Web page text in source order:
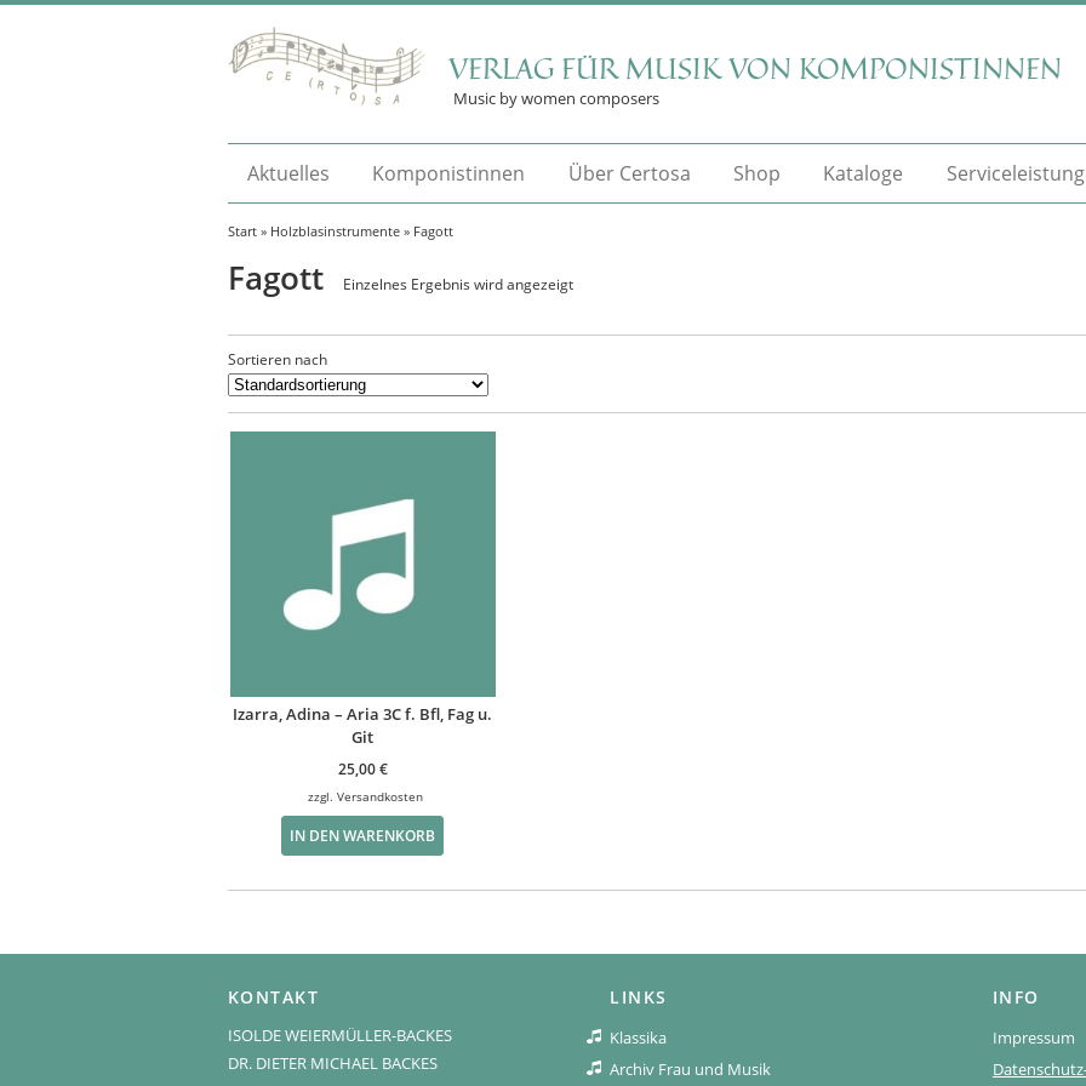
VERLAG FÜR MUSIK VON KOMPONISTINNEN
Music by women composers
Aktuelles Komponistinnen Über Certosa Shop Kataloge
Start » Holzblasinstrumente » Fagott
Fagott Einzelnes Ergebnis wird angezeigt
Sortieren nach
Izarra, Adina – Aria 3C f. Bfl, Fag u.
Git
25,00€
zzgl. Versandkosten
IN DEN WARENKORB
KONTAKT
ISOLDE WEIERMÜLLER-BACKES
DR. DIETER MICHAEL BACKES
LINKS
Klassika
Archiv Frau und Musik
INFO
Impressum